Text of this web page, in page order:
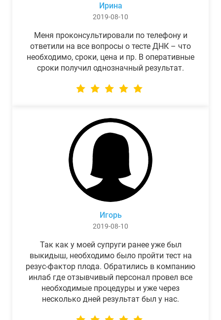
Ирина
2019-08-10
Меня проконсультировали по телефону и
ответили на все вопросы о тесте ДНК – что
необходимо, сроки, цена и пр. В оперативные
сроки получил однозначный результат.
Игорь
2019-08-10
Так как у моей супруги ранее уже был
выкидыш, необходимо было пройти тест на
резус-фактор плода. Обратились в компанию
инлаб где отзывчивый персонал провел все
необходимые процедуры и уже через
несколько дней результат был у нас.